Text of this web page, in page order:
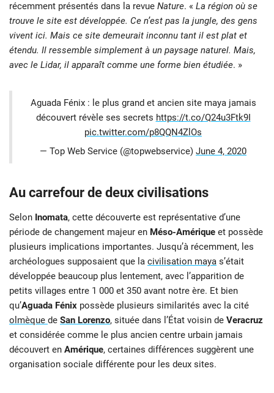
récemment présentés dans la revue Nature. « La région où se
trouve le site est développée. Ce n’est pas la jungle, des gens
vivent ici. Mais ce site demeurait inconnu tant il est plat et
étendu. Il ressemble simplement à un paysage naturel. Mais,
avec le Lidar, il apparaît comme une forme bien étudiée. »
Aguada Fénix : le plus grand et ancien site maya jamais
découvert révèle ses secrets https://t.co/Q24u3Ftk9I
pic.twitter.com/p8QQN4ZlOs
— Top Web Service (@topwebservice) June 4, 2020
Au carrefour de deux civilisations
Selon Inomata, cette découverte est représentative d’une
période de changement majeur en Méso-Amérique et possède
plusieurs implications importantes. Jusqu’à récemment, les
archéologues supposaient que la civilisation maya s’était
développée beaucoup plus lentement, avec l’apparition de
petits villages entre 1 000 et 350 avant notre ère. Et bien
qu’Aguada Fénix possède plusieurs similarités avec la cité
olmèque de San Lorenzo, située dans l’État voisin de Veracruz
et considérée comme le plus ancien centre urbain jamais
découvert en Amérique, certaines différences suggèrent une
organisation sociale différente pour les deux sites.